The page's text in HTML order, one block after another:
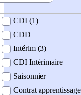
contrat
CDI (1)
CDD
Intérim (3)
CDI Intérimaire
Saisonnier
Contrat apprentissage